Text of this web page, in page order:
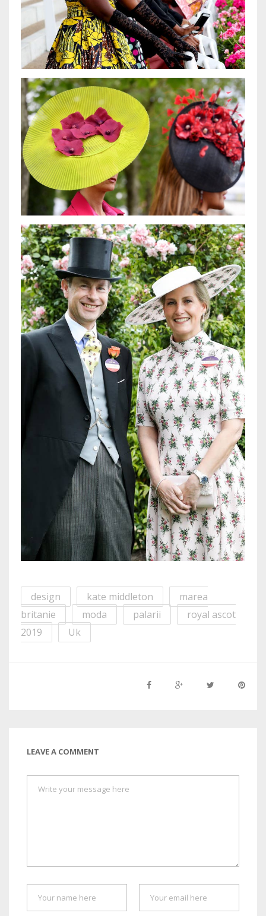
design kate middleton
marea
britanie
moda palarii
royal ascot
2019
Uk
LEAVE A COMMENT